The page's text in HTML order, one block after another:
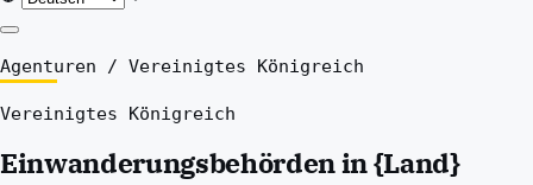
Überblick
Alle Länder
Szenarien
Agenturen / Vereinigtes Königreich
Vereinigtes Königreich
Einwanderungsbehörden in {Land}